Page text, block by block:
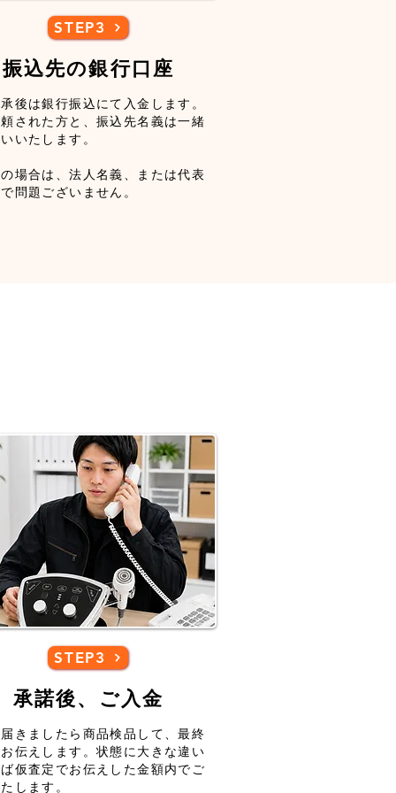
STEP3
振込先の銀行口座
後は銀行振込にて入金します。
された方と、振込先名義は一緒
いたします。
場合は、法人名義、または代表
問題ございません。
STEP3
​承諾後、ご入金
きましたら商品検品して、最終
伝えします。状態に大きな違い
仮査定でお伝えした金額内でご
します。